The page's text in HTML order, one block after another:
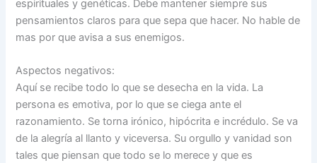
espirituales y genéticas. Debe mantener siempre sus
pensamientos claros para que sepa que hacer. No hable de
mas por que avisa a sus enemigos.
Aspectos negativos:
Aquí se recibe todo lo que se desecha en la vida. La
persona es emotiva, por lo que se ciega ante el
razonamiento. Se torna irónico, hipócrita e incrédulo. Se va
de la alegría al llanto y viceversa. Su orgullo y vanidad son
tales que piensan que todo se lo merece y que es